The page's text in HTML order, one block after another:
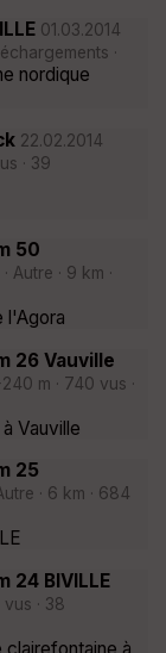
01.03.2014
·
nordique
22.02.2014
· 39
50
Autre · 9 km ·
l'Agora
26 Vauville
m · 740 vus ·
Vauville
25
· 6 km · 684
24 BIVILLE
vus · 38